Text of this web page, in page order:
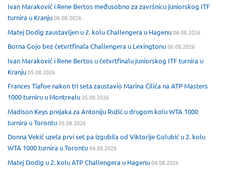
Ivan Maraković i Rene Bertos međusobno za završnicu juniorskog ITF
turnira u Kranju06.08.2026
Matej Dodig zaustavljen u 2. kolu Challengera u Hagenu06.08.2026
Borna Gojo bez četvrtfinala Challengera u Lexingtonu06.08.2026
Ivan Maraković i Rene Bertos u četvrtfinalu juniorskog ITF turnira u
Kranju05.08.2026
Frances Tiafoe nakon tri seta zaustavio Marina Čilića na ATP Masters
1000 turniru u Montrealu05.08.2026
Madison Keys prejaka za Antoniju Ružić u drugom kolu WTA 1000
turnira u Torontu05.08.2026
Donna Vekić uzela prvi set pa izgubila od Viktorije Golubić u 2. kolu
WTA 1000 turnira u Torontu04.08.2026
Matej Dodig u 2. kolu ATP Challengera u Hagenu04.08.2026